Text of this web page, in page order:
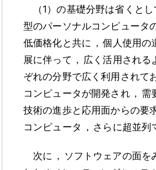
（1）の基礎分野は省くと
型のパーソナルコンピュータ
低価格化と共に ， 個人使用の
展に伴って ， 広く活用される
ぞれの分野で広く利用されて
コンピュータが開発され ， 需
技術の進歩と応用面からの要
コンピュータ ， さらに超並列
次に ， ソフトウェアの面を